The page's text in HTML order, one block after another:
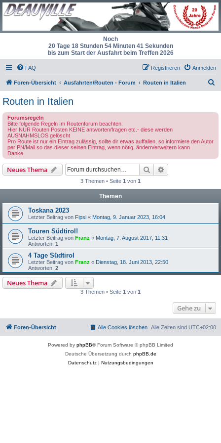
Noch
20 Tage 18 Stunden 54 Minuten 41 Sekunden
bis zum Start der Ausfahrt beim Treffen 2026
FAQ Anmelden
Registrieren
Foren-Übersicht Ausfahrten/Routen - Forum Routen in Italien
Routen in Italien
Forumsregeln
Bitte folgende Regeln Im Routenforum beachten:
Hier NUR Routen Posten KEINE antworten/fragen etc.- diese werden
AUSNAHMSLOS gelöscht
Pro Route ist nur ein Eintrag zulässig, sollte dir etwas auffallen, so informiere den Autor
per PN/Mail so das dieser seinen Eintrag, wenn nötig, ändern/erweitern kann
Danke
Neues Thema Suche
3 Themen • Seite 1 von 1
Themen
Toskana 2023
Letzter Beitrag von Fipsi « Montag, 9. Januar 2023, 16:04
Touren Südtirol!
Letzter Beitrag von Franz « Montag, 7. August 2017, 11:31
Antworten: 1
4 Tage Südtirol
Letzter Beitrag von Franz « Dienstag, 18. Juni 2013, 22:50
Antworten: 2
Neues Thema
3 Themen • Seite 1 von 1
Gehe zu
Foren-Übersicht Alle Zeiten sind UTC+02:00
Alle Cookies löschen
Powered by phpBB® Forum Software © phpBB Limited
Deutsche Übersetzung durch phpBB.de
Datenschutz| Nutzungsbedingungen